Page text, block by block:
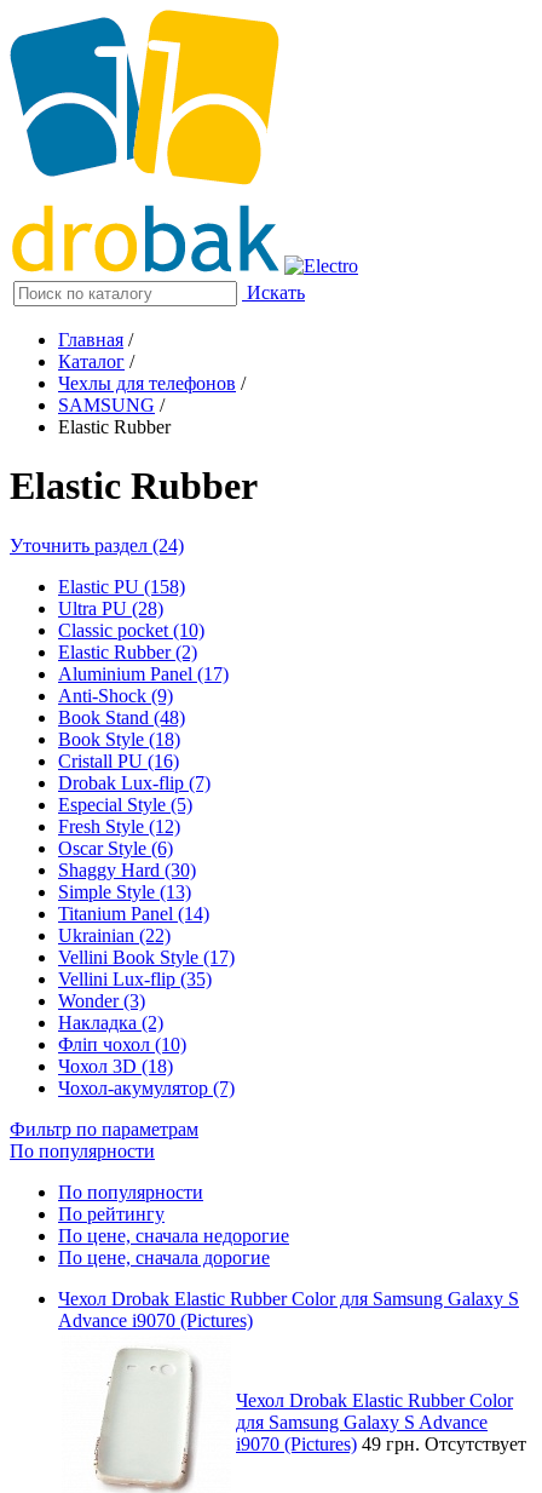
Искать
Главная /
Каталог /
Чехлы для телефонов /
SAMSUNG /
Elastic Rubber
Elastic Rubber
Уточнить раздел (24)
Elastic PU (158)
Ultra PU (28)
Classic pocket (10)
Elastic Rubber (2)
Aluminium Panel (17)
Anti-Shock (9)
Book Stand (48)
Book Style (18)
Cristall PU (16)
Drobak Lux-flip (7)
Especial Style (5)
Fresh Style (12)
Oscar Style (6)
Shaggy Hard (30)
Simple Style (13)
Titanium Panel (14)
Ukrainian (22)
Vellini Book Style (17)
Vellini Lux-flip (35)
Wonder (3)
Накладка (2)
Фліп чохол (10)
Чохол 3D (18)
Чохол-акумулятор (7)
Фильтр по параметрам
По популярности
По популярности
По рейтингу
По цене, сначала недорогие
По цене, сначала дорогие
Чехол Drobak Elastic Rubber Color для Samsung Galaxy S
Advance i9070 (Pictures)
Чехол Drobak Elastic Rubber Color
для Samsung Galaxy S Advance
i9070 (Pictures) 49 грн. Отсутствует